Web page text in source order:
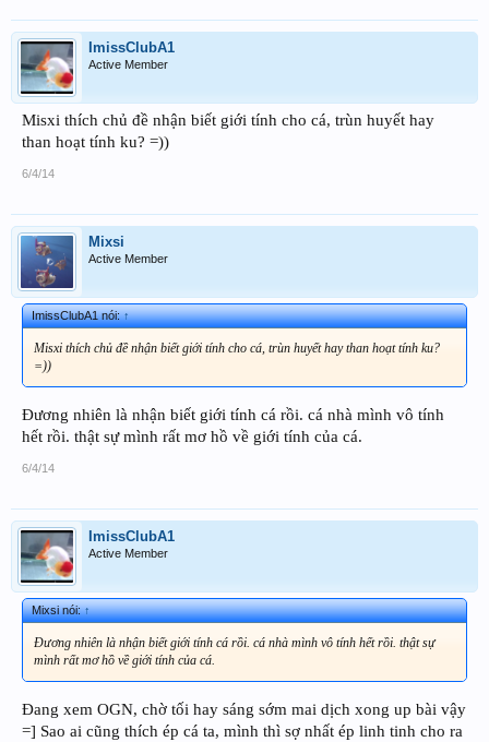
ImissClubA1
Active Member
Misxi thích chủ đề nhận biết giới tính cho cá, trùn huyết hay
than hoạt tính ku? =))
6/4/14
Mixsi
Active Member
ImissClubA1 nói:↑
Misxi thích chủ đề nhận biết giới tính cho cá, trùn huyết hay than hoạt tính ku?
=))
Đương nhiên là nhận biết giới tính cá rồi. cá nhà mình vô tính
hết rồi. thật sự mình rất mơ hồ về giới tính của cá.
6/4/14
ImissClubA1
Active Member
Mixsi nói:↑
Đương nhiên là nhận biết giới tính cá rồi. cá nhà mình vô tính hết rồi. thật sự
mình rất mơ hồ về giới tính của cá.
Đang xem OGN, chờ tối hay sáng sớm mai dịch xong up bài vậy
=] Sao ai cũng thích ép cá ta, mình thì sợ nhất ép linh tinh cho ra